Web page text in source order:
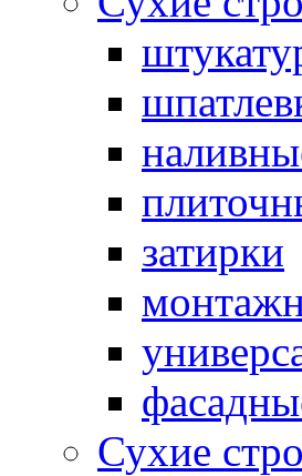
затирки
Сухие